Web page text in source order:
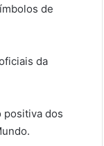
de
da
positiva dos